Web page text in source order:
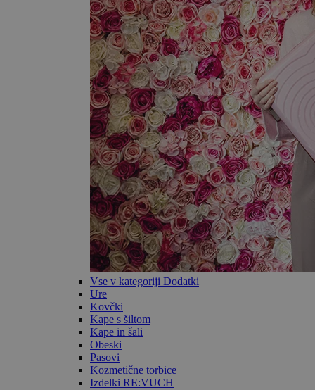
Vse v kategoriji Dodatki
Ure
Kovčki
Kape s šiltom
Kape in šali
Obeski
Pasovi
Kozmetične torbice
Izdelki RE:VUCH